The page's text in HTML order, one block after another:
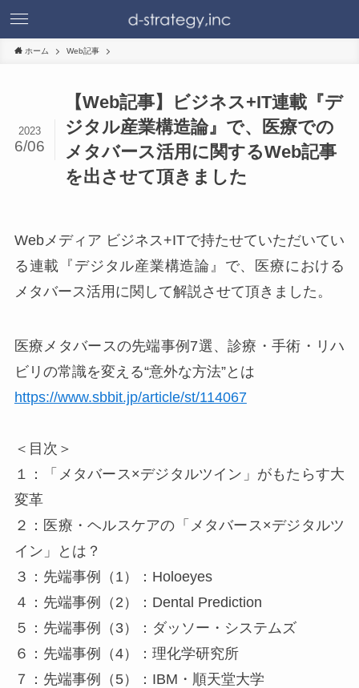
ホーム Web記事
【Web記事】ビジネス+IT連載『デ
ジタル産業構造論』で、医療での
メタバース活用に関するWeb記事
を出させて頂きました
2023
6/06
Webメディア ビジネス+ITで持たせていただいてい
る連載『デジタル産業構造論』で、医療における
メタバース活用に関して解説させて頂きました。
医療メタバースの先端事例7選、診療・手術・リハ
ビリの常識を変える“意外な方法”とは
https://www.sbbit.jp/article/st/114067
＜目次＞
１：「メタバース×デジタルツイン」がもたらす大
変革
２：医療・ヘルスケアの「メタバース×デジタルツ
イン」とは？
３：先端事例（1）：Holoeyes
４：先端事例（2）：Dental Prediction
５：先端事例（3）：ダッソー・システムズ
６：先端事例（4）：理化学研究所
７：先端事例（5）：IBM・順天堂大学